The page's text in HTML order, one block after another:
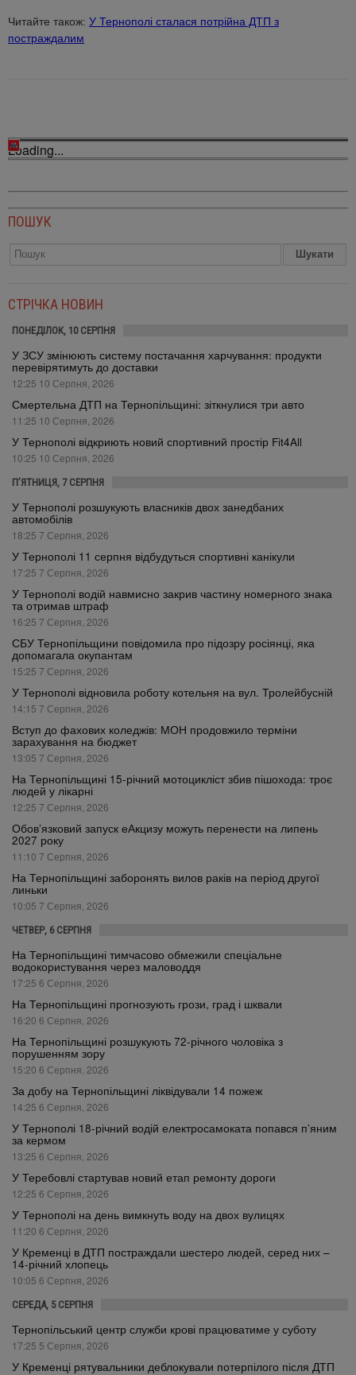
Читайте також: У Тернополі сталася потрійна ДТП з
постраждалим
Loading...
ПОШУК
СТРІЧКА НОВИН
ПОНЕДІЛОК, 10 СЕРПНЯ
У ЗСУ змінюють систему постачання харчування: продукти
перевірятимуть до доставки
12:25 10 Серпня, 2026
Смертельна ДТП на Тернопільщині: зіткнулися три авто
11:25 10 Серпня, 2026
У Тернополі відкриють новий спортивний простір Fit4All
10:25 10 Серпня, 2026
П’ЯТНИЦЯ, 7 СЕРПНЯ
У Тернополі розшукують власників двох занедбаних
автомобілів
18:25 7 Серпня, 2026
У Тернополі 11 серпня відбудуться спортивні канікули
17:25 7 Серпня, 2026
У Тернополі водій навмисно закрив частину номерного знака
та отримав штраф
16:25 7 Серпня, 2026
СБУ Тернопільщини повідомила про підозру росіянці, яка
допомагала окупантам
15:25 7 Серпня, 2026
У Тернополі відновила роботу котельня на вул. Тролейбусній
14:15 7 Серпня, 2026
Вступ до фахових коледжів: МОН продовжило терміни
зарахування на бюджет
13:05 7 Серпня, 2026
На Тернопільщині 15-річний мотоцикліст збив пішохода: троє
людей у лікарні
12:25 7 Серпня, 2026
Обов’язковий запуск еАкцизу можуть перенести на липень
2027 року
11:10 7 Серпня, 2026
На Тернопільщині заборонять вилов раків на період другої
линьки
10:05 7 Серпня, 2026
ЧЕТВЕР, 6 СЕРПНЯ
На Тернопільщині тимчасово обмежили спеціальне
водокористування через маловоддя
17:25 6 Серпня, 2026
На Тернопільщині прогнозують грози, град і шквали
16:20 6 Серпня, 2026
На Тернопільщині розшукують 72-річного чоловіка з
порушенням зору
15:20 6 Серпня, 2026
За добу на Тернопільщині ліквідували 14 пожеж
14:25 6 Серпня, 2026
У Тернополі 18-річний водій електросамоката попався п’яним
за кермом
13:25 6 Серпня, 2026
У Теребовлі стартував новий етап ремонту дороги
12:25 6 Серпня, 2026
У Тернополі на день вимкнуть воду на двох вулицях
11:20 6 Серпня, 2026
У Кременці в ДТП постраждали шестеро людей, серед них –
14-річний хлопець
10:05 6 Серпня, 2026
СЕРЕДА, 5 СЕРПНЯ
Тернопільський центр служби крові працюватиме у суботу
17:25 5 Серпня, 2026
У Кременці рятувальники деблокували потерпілого після ДТП